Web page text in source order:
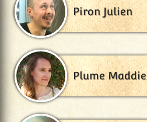
Piron Julien
Plume Maddie